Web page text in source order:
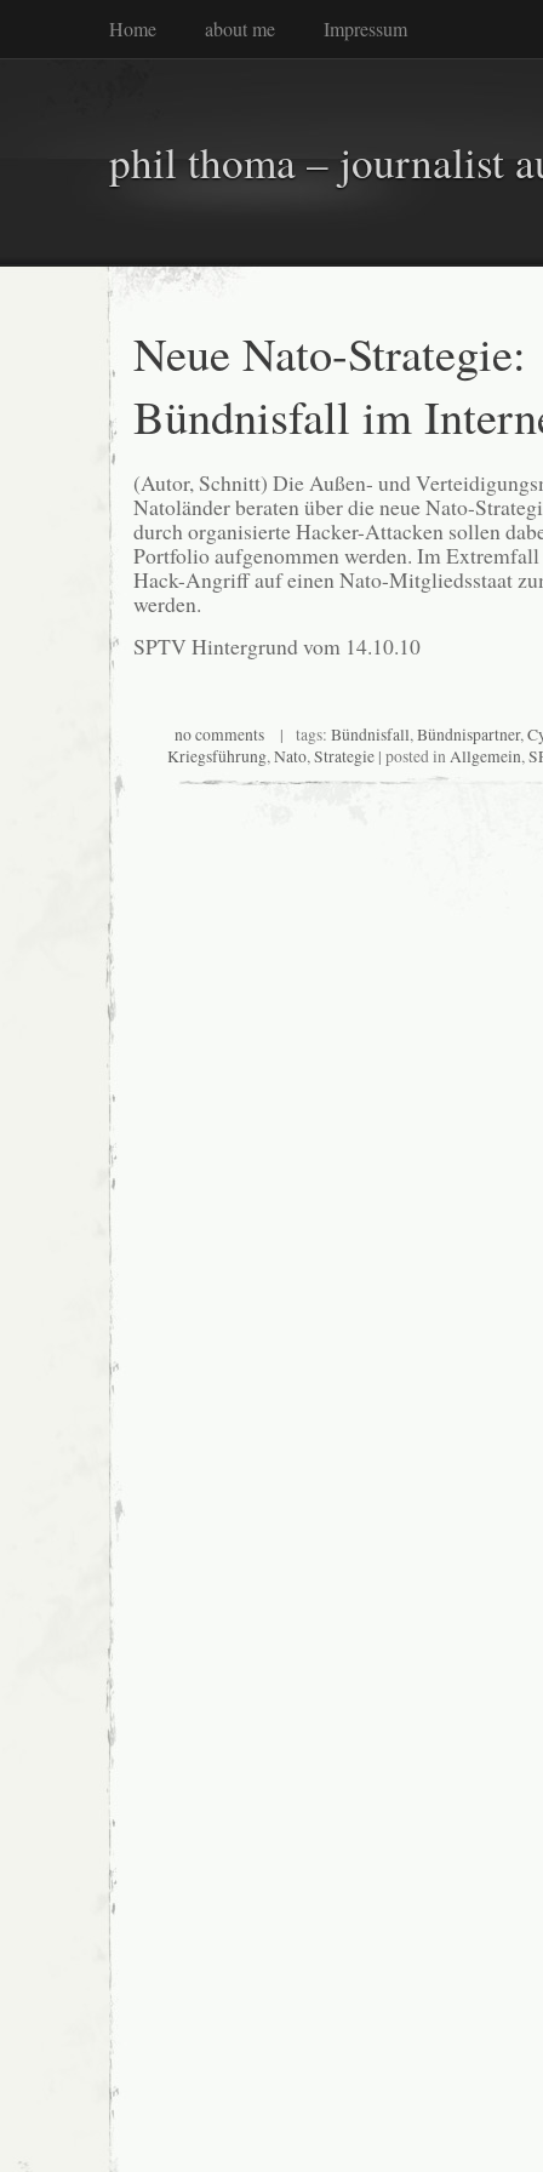
Home about me Impressum
phil thoma – journalist
Neue Nato-Strategie:
Bündnisfall im
(Autor, Schnitt) Die Außen- und
Natoländer beraten über die neue Nato-
durch organisierte Hacker-Attacken sollen
Portfolio aufgenommen werden. Im
Hack-Angriff auf einen Nato-Mitgliedsstaat
werden.
SPTV Hintergrund vom 14.10.10
no comments | tags: Bündnisfall,Bündnispartner,
Kriegsführung,Nato,Strategie | posted inAllgemein,